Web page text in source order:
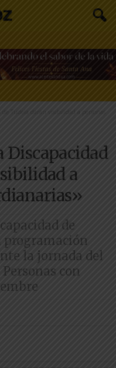
de Tudela darán visibilidad a personas
Discapacidad
a
de
programación
la jornada del
con